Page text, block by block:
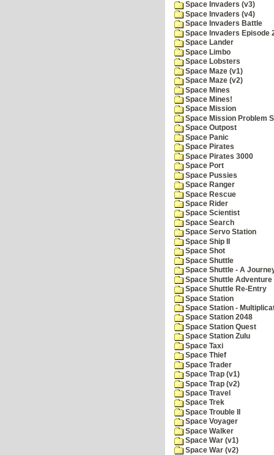
Space Invaders (v3)
Space Invaders (v4)
Space Invaders Battle
Space Invaders Episode
Space Lander
Space Limbo
Space Lobsters
Space Maze (v1)
Space Maze (v2)
Space Mines
Space Mines!
Space Mission
Space Mission Problem
Space Outpost
Space Panic
Space Pirates
Space Pirates 3000
Space Port
Space Pussies
Space Ranger
Space Rescue
Space Rider
Space Scientist
Space Search
Space Servo Station
Space Ship II
Space Shot
Space Shuttle
Space Shuttle - A
Space Shuttle Adventure
Space Shuttle Re-Entry
Space Station
Space Station -
Space Station 2048
Space Station Quest
Space Station Zulu
Space Taxi
Space Thief
Space Trader
Space Trap (v1)
Space Trap (v2)
Space Travel
Space Trek
Space Trouble II
Space Voyager
Space Walker
Space War (v1)
Space War (v2)